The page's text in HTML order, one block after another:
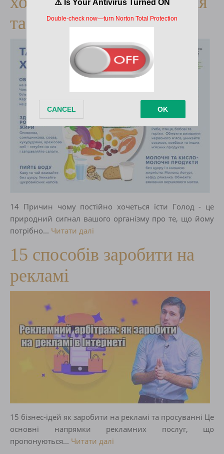
та наука
14 Причин чому постійно хочеться їсти Голод - це
природний сигнал вашого організму про те, що йому
потрібно... Читати далі
15 способів заробити на
рекламі
15 бізнес-ідей як заробити на рекламі та просуванні Це
основні напрямки рекламних послуг, що
пропонуються... Читати далі